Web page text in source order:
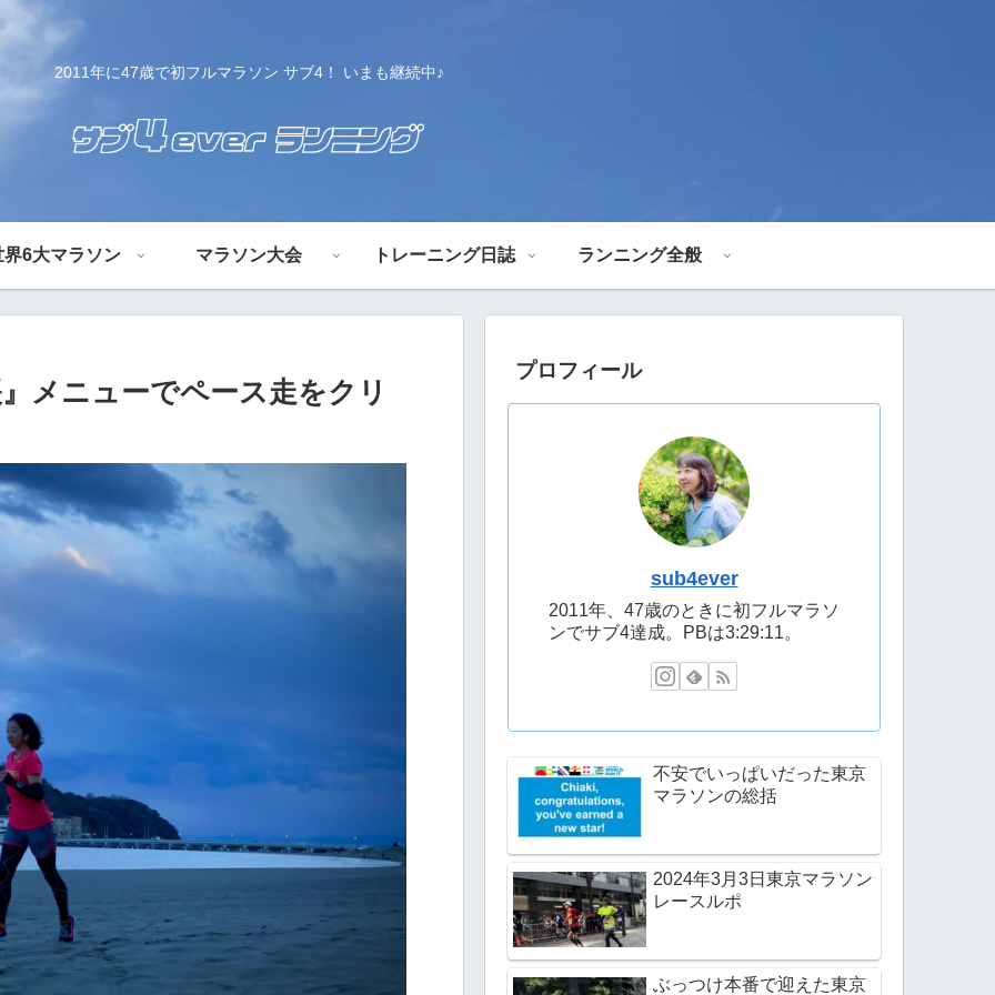
2011年に47歳で初フルマラソン サブ4！ いまも継続中♪
界6大マラソン マラソン大会 トレーニング日誌 ランニング全般
メニューでペース走をクリ
プロフィール
sub4ever
2011年、47歳のときに初フルマラソ
ンでサブ4達成。PBは3:29:11。
不安でいっぱいだった東京
マラソンの総括
2024年3月3日東京マラソン
レースルポ
ぶっつけ本番で迎えた東京